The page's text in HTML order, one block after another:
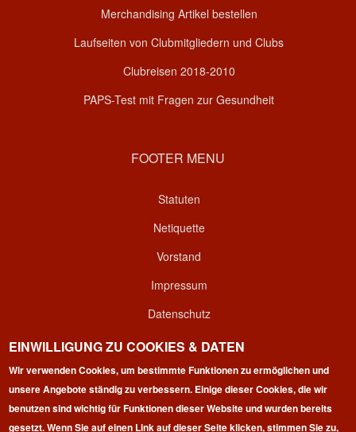
Merchandising Artikel bestellen
Laufseiten von Clubmitgliedern und Clubs
Clubreisen 2018-2010
PAPS-Test mit Fragen zur Gesundheit
FOOTER MENU
Statuten
Netiquette
Vorstand
Impressum
Datenschutz
Kontakt
Login
EINWILLIGUNG ZU COOKIES & DATEN
Wir verwenden Cookies, um bestimmte Funktionen zu ermöglichen und
unsere Angebote ständig zu verbessern. Einige dieser Cookies, die wir
benutzen sind wichtig für Funktionen dieser Website und wurden bereits
gesetzt. Wenn Sie auf einen Link auf dieser Seite klicken, stimmen Sie zu,